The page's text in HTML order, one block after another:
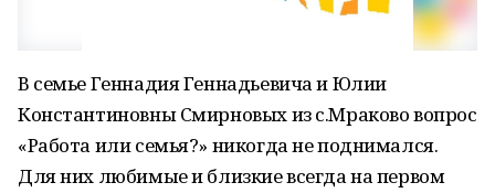
В семье Геннадия Геннадьевича и Юлии
Константиновны Смирновых из с.Мраково вопрос
«Работа или семья?» никогда не поднимался.
Для них любимые и близкие всегда на первом